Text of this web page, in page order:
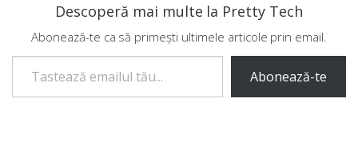
Descoperă mai multe la Pretty Tech
Abonează-te ca să primești ultimele articole prin email.
Tastează emailul tău...
Abonează-te